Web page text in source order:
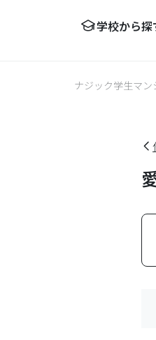
学校から探
ナジック学生マン